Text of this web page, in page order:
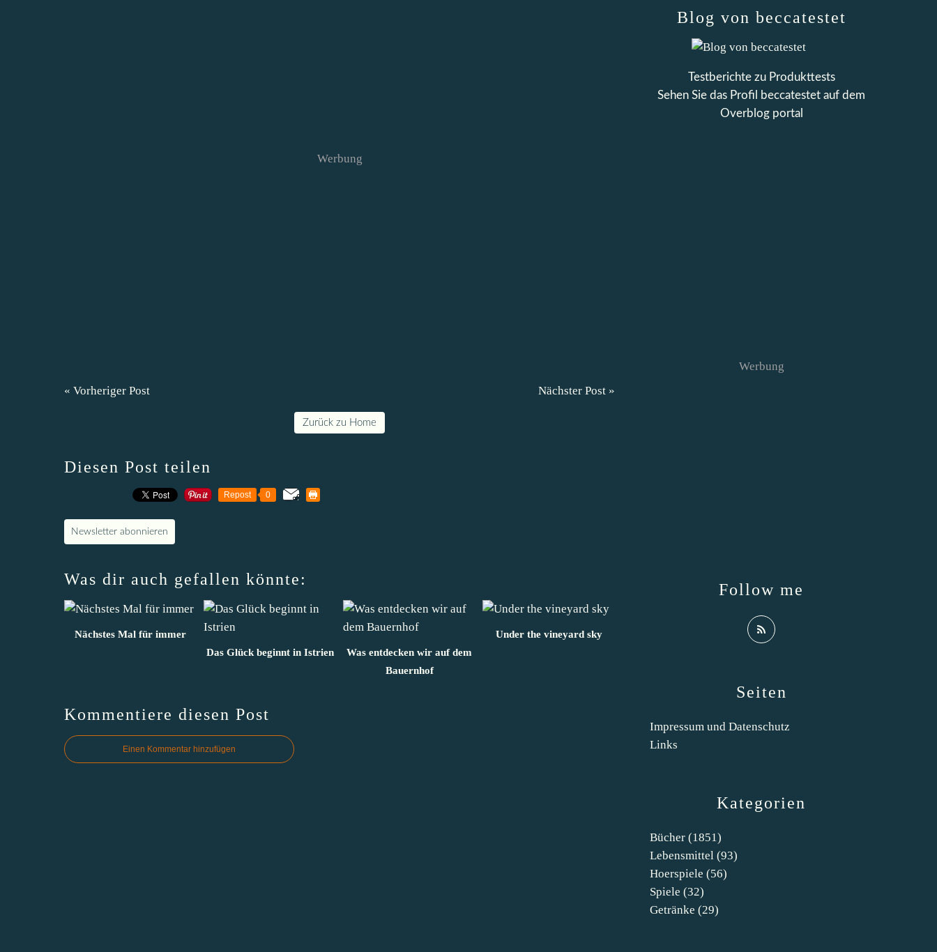
Werbung
« Vorheriger Post Nächster Post »
Zurück zu Home
Diesen Post teilen
Repost 0
Newsletter abonnieren
Was dir auch gefallen könnte:
Nächstes Mal für immer
Das Glück beginnt in Istrien
Was entdecken wir auf dem
Bauernhof
Under the vineyard sky
Kommentiere diesen Post
Einen Kommentar hinzufügen
Kategorien
Bücher (1851)
Lebensmittel (93)
Hoerspiele (56)
Spiele (32)
Getränke (29)
Seiten
Impressum und Datenschutz
Links
Blog von beccatestet
Testberichte zu Produkttests
Sehen Sie das Profil
beccatestet auf dem
Overblog portal
Follow me
Werbung